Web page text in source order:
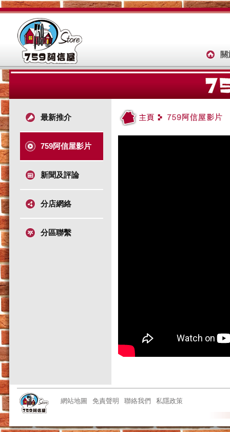
最新推介
759阿信屋影片
新聞及評論
分店網絡
分區聯繫
網站地圖 免責聲明 聯絡我們 私隱政策